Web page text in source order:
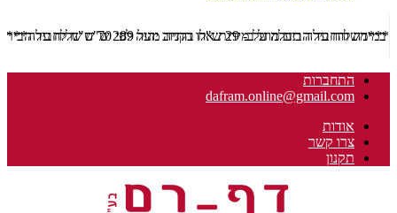
***משלוח עד הבית מוזל ב- 29 ש"ח בקניה מעל 289 ש"ח שליח עד הבית ***
התחברות
dafram.online@gmail.com
אודות
צרו קשר
תקנון